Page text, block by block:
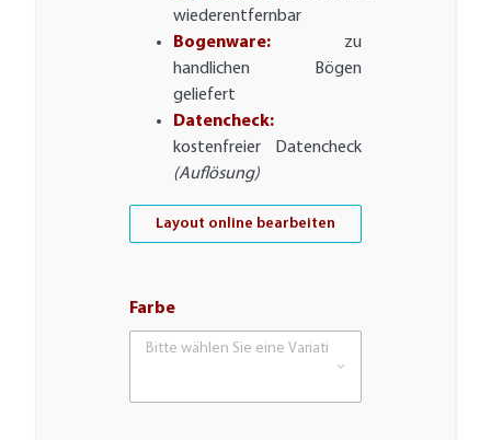
wiederentfernbar
Bogenware: zu
handlichen Bögen
geliefert
Datencheck:
kostenfreier Datencheck
(Auflösung)
Layout online bearbeiten
Farbe
Bitte wählen Sie eine Variation.